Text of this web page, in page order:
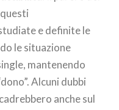
e definite le
le situazione
mantenendo
Alcuni dubbi
anche sul